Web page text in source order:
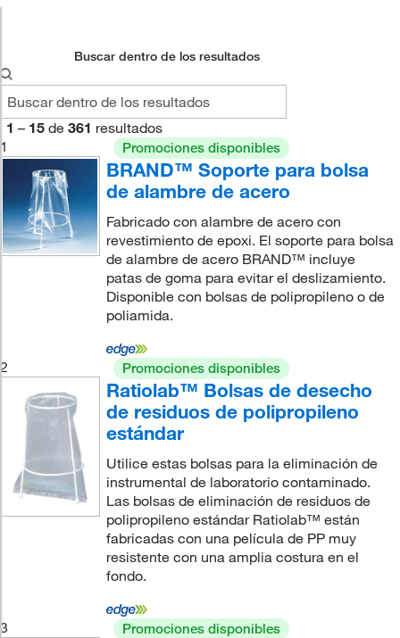
Buscar dentro de los resultados
1 – 15 de 361 resultados
1
Promociones disponibles
BRAND™ Soporte para bolsa
de alambre de acero
Fabricado con alambre de acero con
revestimiento de epoxi. El soporte para bolsa
de alambre de acero BRAND™ incluye
patas de goma para evitar el deslizamiento.
Disponible con bolsas de polipropileno o de
poliamida.
2 Promociones disponibles
Ratiolab™ Bolsas de desecho
de residuos de polipropileno
estándar
Utilice estas bolsas para la eliminación de
instrumental de laboratorio contaminado.
Las bolsas de eliminación de residuos de
polipropileno estándar Ratiolab™ están
fabricadas con una película de PP muy
resistente con una amplia costura en el
fondo.
3 Promociones disponibles